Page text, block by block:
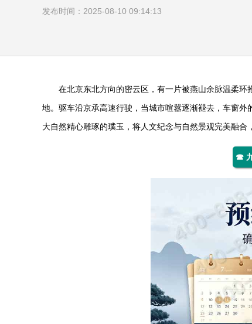
发布时间：2025-08-10 09:14:13
在北京东北方向的密云区，有一片被燕山余脉温柔
地。驱车沿京承高速行驶，当城市喧嚣逐渐褪去，车窗
大自然精心雕琢的璞玉，将人文纪念与自然景观完美融合
☎